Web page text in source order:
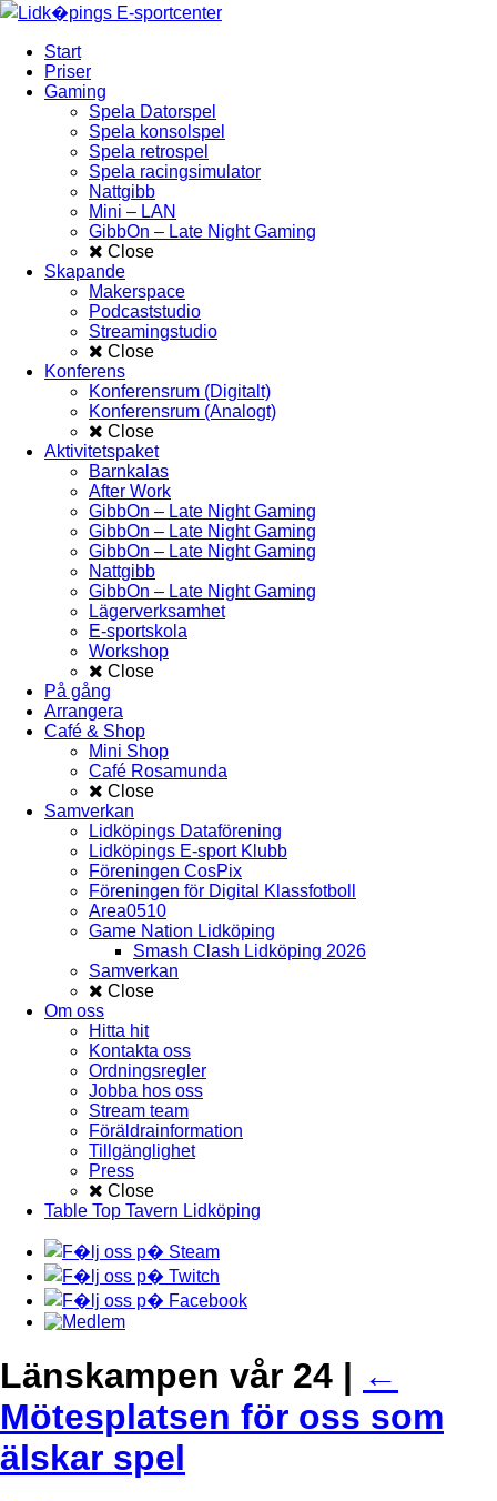
Start
Priser
Gaming
Spela Datorspel
Spela konsolspel
Spela retrospel
Spela racingsimulator
Nattgibb
Mini – LAN
GibbOn – Late Night Gaming
Close
Skapande
Makerspace
Podcaststudio
Streamingstudio
Close
Konferens
Konferensrum (Digitalt)
Konferensrum (Analogt)
Close
Aktivitetspaket
Barnkalas
After Work
GibbOn – Late Night Gaming
GibbOn – Late Night Gaming
GibbOn – Late Night Gaming
Nattgibb
GibbOn – Late Night Gaming
Lägerverksamhet
E-sportskola
Workshop
Close
På gång
Arrangera
Café & Shop
Mini Shop
Café Rosamunda
Close
Samverkan
Lidköpings Dataförening
Lidköpings E-sport Klubb
Föreningen CosPix
Föreningen för Digital Klassfotboll
Area0510
Game Nation Lidköping
Smash Clash Lidköping 2026
Samverkan
Close
Om oss
Hitta hit
Kontakta oss
Ordningsregler
Jobba hos oss
Stream team
Föräldrainformation
Tillgänglighet
Press
Close
Table Top Tavern Lidköping
Länskampen vår 24 | ←
Mötesplatsen för oss som
älskar spel